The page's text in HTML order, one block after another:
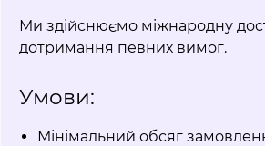
Ми здійснюємо міжнародну
дотримання певних вимог.
Умови:
Мінімальний обсяг